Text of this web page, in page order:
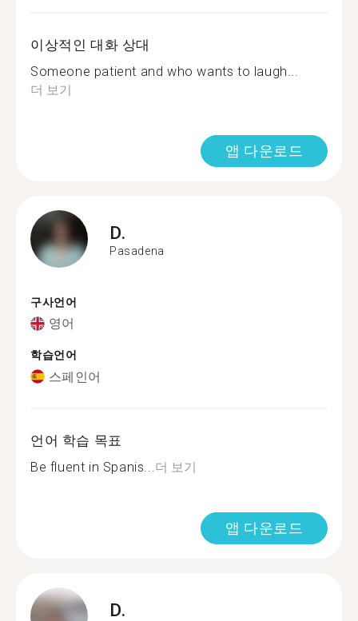
이상적인 대화 상대
Someone patient and who wants to laugh...
더 보기
앱 다운로드
D.
Pasadena
구사언어
영어
학습언어
스페인어
언어 학습 목표
Be fluent in Spanis... 더 보기
앱 다운로드
D.